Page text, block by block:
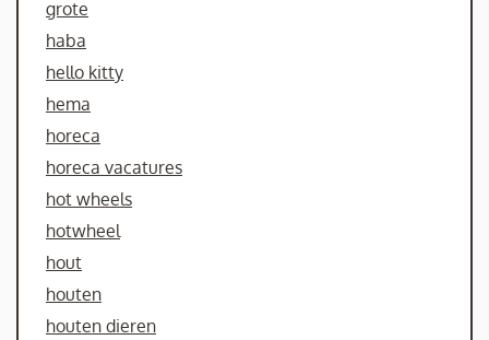
grote
haba
hello kitty
hema
horeca
horeca vacatures
hot wheels
hotwheel
hout
houten
houten dieren